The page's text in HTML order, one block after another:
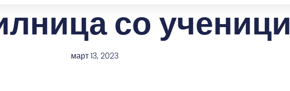
со ученици
март 13, 2023